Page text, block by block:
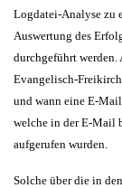
Logdatei-Analyse zu
Auswertung des
durchgeführt
Evangelisch-
und wann eine E-
welche in der E-Mail
aufgerufen wurden.
Solche über die in